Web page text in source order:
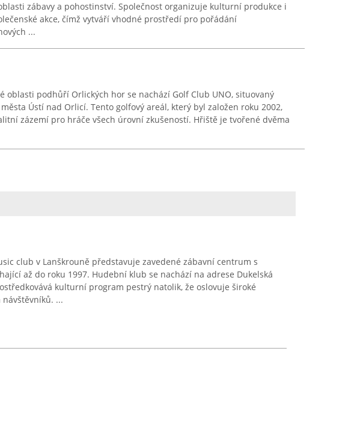
zábavy a pohostinství. Společnost organizuje kulturní produkce i
akce, čímž vytváří vhodné prostředí pro pořádání
...
oblasti podhůří Orlických hor se nachází Golf Club UNO, situovaný
Ústí nad Orlicí. Tento golfový areál, který byl založen roku 2002,
zázemí pro hráče všech úrovní zkušeností. Hřiště je tvořené dvěma
club v Lanškrouně představuje zavedené zábavní centrum s
až do roku 1997. Hudební klub se nachází na adrese Dukelská
kulturní program pestrý natolik, že oslovuje široké
...